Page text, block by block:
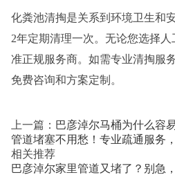
化粪池清掏是关系到环境卫生和
2年定期清理一次。无论您选择
准正规服务商。如需专业清掏服
免费咨询和方案定制
上一篇： 巴彦淖尔马桶为什么容
管道堵塞不用愁！专业疏通服务
相关推荐
巴彦淖尔家里管道又堵了？别急